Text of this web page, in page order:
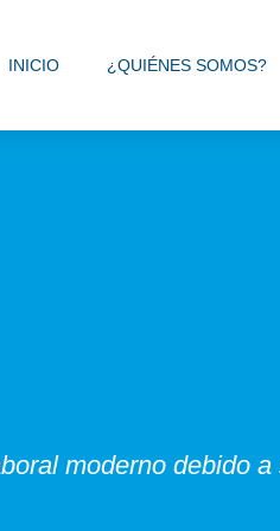
INICIO ¿QUIÉNES SOMOS?
moderno debido